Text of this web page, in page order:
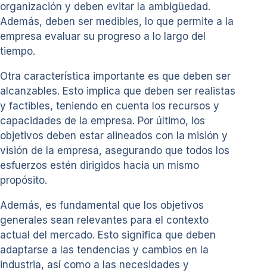
organización y deben evitar la ambigüedad.
Además, deben ser medibles, lo que permite a la
empresa evaluar su progreso a lo largo del
tiempo.
Otra característica importante es que deben ser
alcanzables. Esto implica que deben ser realistas
y factibles, teniendo en cuenta los recursos y
capacidades de la empresa. Por último, los
objetivos deben estar alineados con la misión y
visión de la empresa, asegurando que todos los
esfuerzos estén dirigidos hacia un mismo
propósito.
Además, es fundamental que los objetivos
generales sean relevantes para el contexto
actual del mercado. Esto significa que deben
adaptarse a las tendencias y cambios en la
industria, así como a las necesidades y